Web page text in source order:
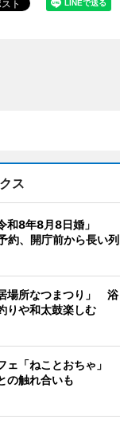
ス
和8年8月8日婚」
約、開庁前から長い列
場所なつまつり」 浴
りや和太鼓楽しむ
ェ「ねことおちゃ」
の触れ合いも